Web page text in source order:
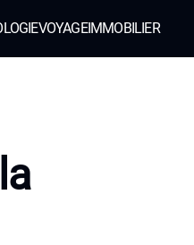
VOYAGEIMMOBILIER